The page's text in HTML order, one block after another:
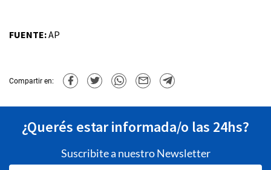
FUENTE:AP
Compartir en:
¿Querés estar informada/o las 24hs?
Suscribite a nuestro Newsletter